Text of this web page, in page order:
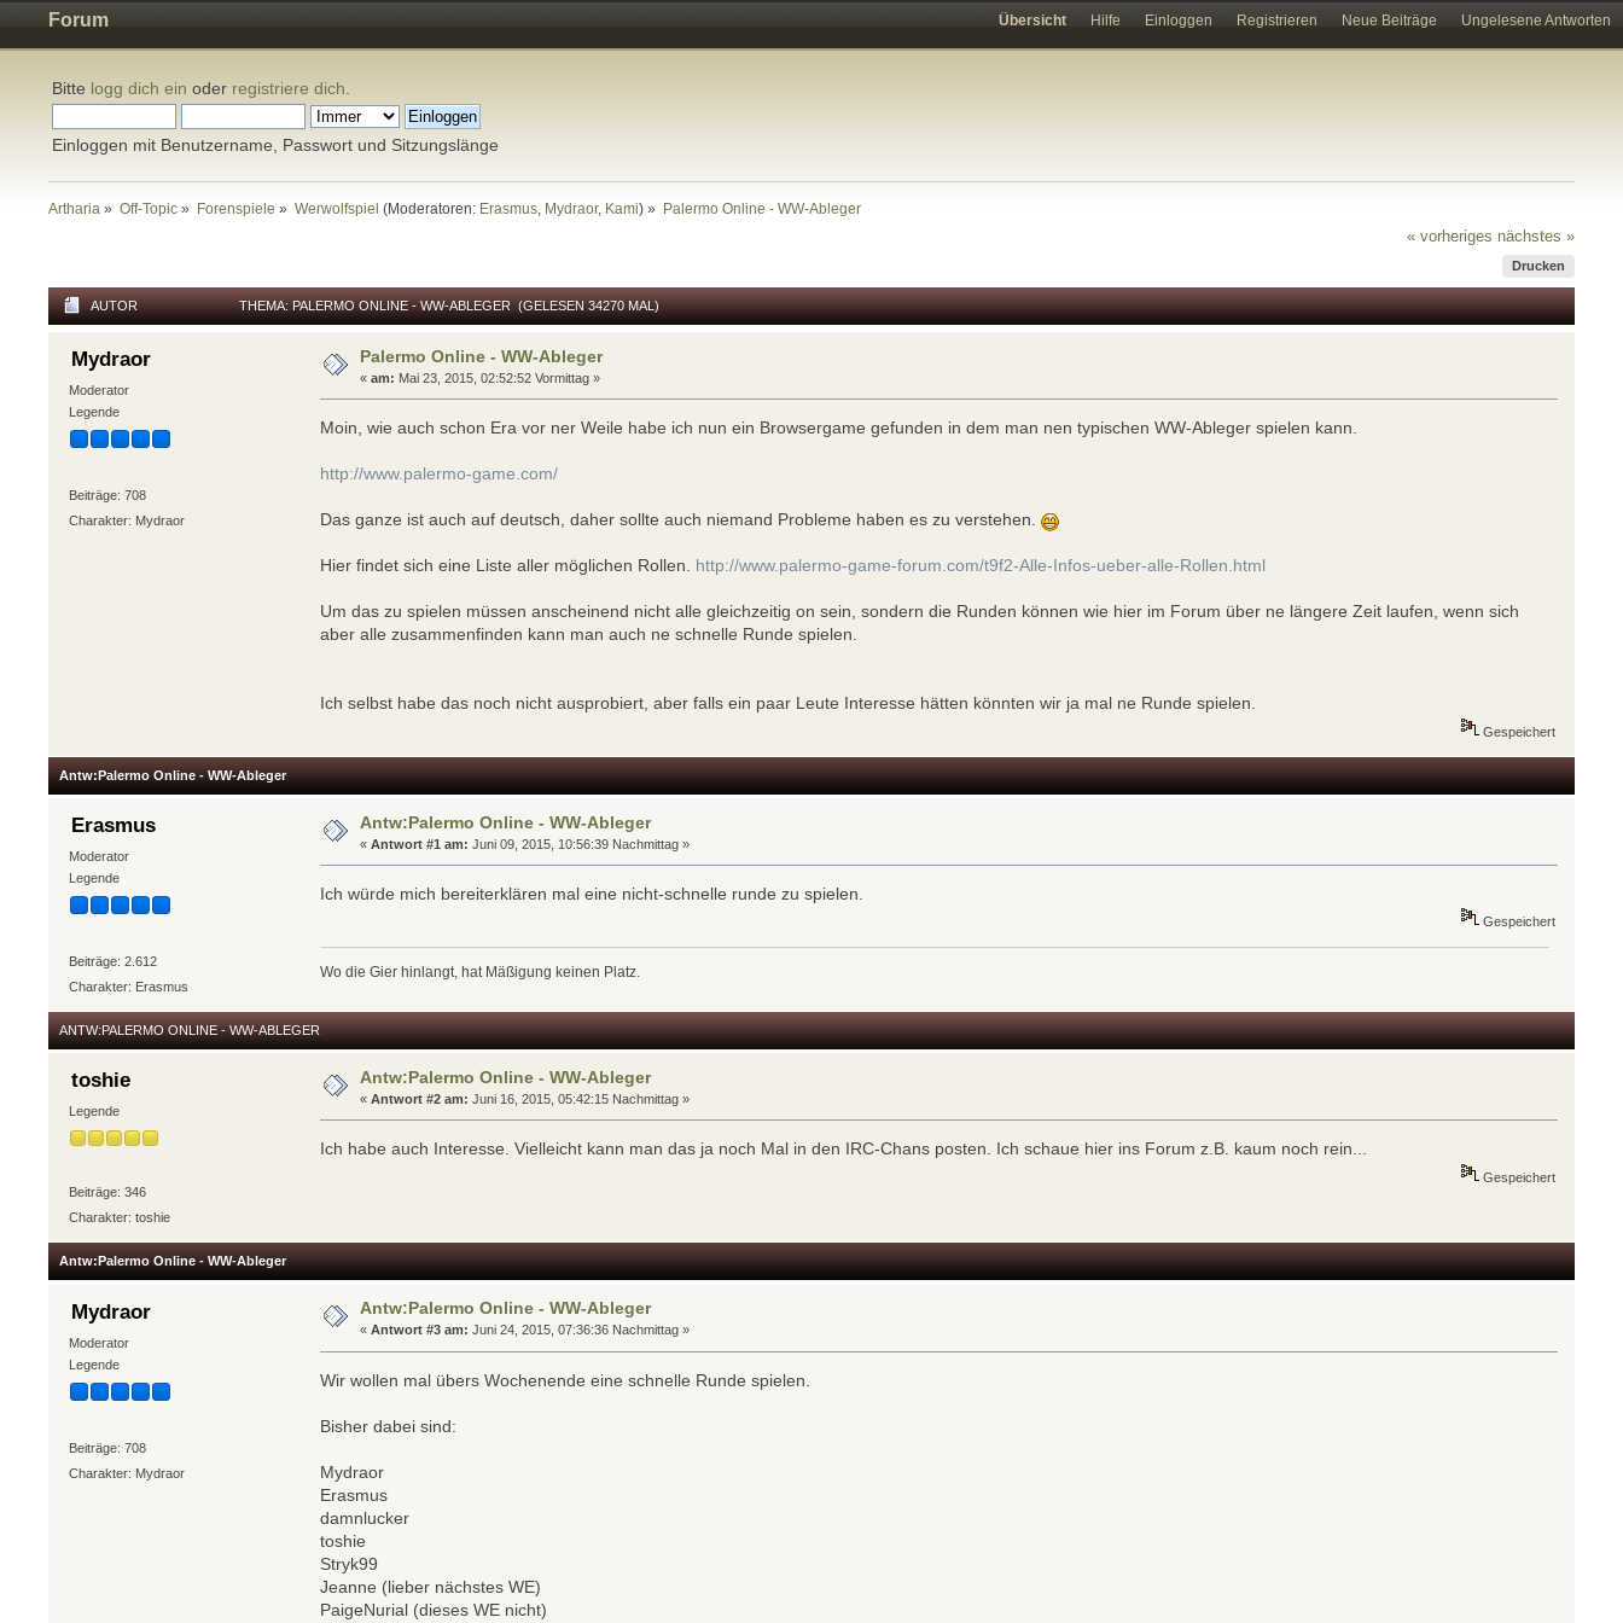
Forum Übersicht Hilfe Einloggen Registrieren Neue Beiträge Ungelesene Antworten
Bitte logg dich ein oder registriere dich
Einloggen mit Benutzername, Passwort und Sitzungslänge
Artharia » Off-Topic » Forenspiele » Werwolfspiel (Moderatoren: Erasmus Mydraor, Kami) » Palermo Online - WW-Ableger
« vorheriges nächstes »
Drucken
AUTOR THEMA: PALERMO ONLINE - WW-ABLEGER (GELESEN 34270 MAL)
Mydraor
Moderator
Legende
Beiträge: 708
Charakter: Mydraor
Palermo Online - WW-Ableger
«am: Mai 23, 2015, 02:52:52 Vormittag »
Moin, wie auch schon Era vor ner Weile habe ich nun ein Browsergame gefunden in dem man nen typischen WW-Ableger spielen kann.
http://www.palermo-game.com/
Das ganze ist auch auf deutsch, daher sollte auch niemand Probleme haben es zu verstehen.
Hier findet sich eine Liste aller möglichen Rollen. http://www.palermo-game-forum.com/t9f2-Alle-Infos-ueber-alle-Rollen.html
Um das zu spielen müssen anscheinend nicht alle gleichzeitig on sein, sondern die Runden können wie hier im Forum über ne längere Zeit laufen, wenn sich
aber alle zusammenfinden kann man auch ne schnelle Runde spielen.
Ich selbst habe das noch nicht ausprobiert, aber falls ein paar Leute Interesse hätten könnten wir ja mal ne Runde spielen.
Gespeichert
Antw:Palermo Online - WW-Ableger
Erasmus
Moderator
Legende
Beiträge: 2.612
Charakter: Erasmus
Antw:Palermo Online - WW-Ableger
«Antwort #1 am: Juni 09, 2015, 10:56:39 Nachmittag »
Ich würde mich bereiterklären mal eine nicht-schnelle runde zu spielen.
Gespeichert
Wo die Gier hinlangt, hat Mäßigung keinen Platz.
ANTW:PALERMO ONLINE - WW-ABLEGER
toshie
Legende
Beiträge: 346
Charakter: toshie
Antw:Palermo Online - WW-Ableger
«Antwort #2 am: Juni 16, 2015, 05:42:15 Nachmittag »
Ich habe auch Interesse. Vielleicht kann man das ja noch Mal in den IRC-Chans posten. Ich schaue hier ins Forum z.B. kaum noch rein...
Gespeichert
Antw:Palermo Online - WW-Ableger
Mydraor
Moderator
Legende
Beiträge: 708
Charakter: Mydraor
Antw:Palermo Online - WW-Ableger
«Antwort #3 am: Juni 24, 2015, 07:36:36 Nachmittag »
Wir wollen mal übers Wochenende eine schnelle Runde spielen.
Bisher dabei sind:
Mydraor
Erasmus
damnlucker
toshie
Stryk99
Jeanne (lieber nächstes WE)
PaigeNurial (dieses WE nicht)